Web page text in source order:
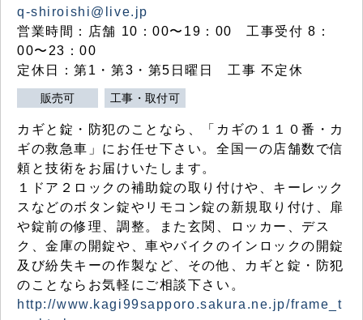
q-shiroishi@live.jp
営業時間：店舗 10：00〜19：00 工事受付 8：
00〜23：00
定休日：第1・第3・第5日曜日 工事 不定休
販売可 工事・取付可
カギと錠・防犯のことなら、「カギの１１０番・カ
ギの救急車」にお任せ下さい。全国一の店舗数で信
頼と技術をお届けいたします。
１ドア２ロックの補助錠の取り付けや、キーレック
スなどのボタン錠やリモコン錠の新規取り付け、扉
や錠前の修理、調整。また玄関、ロッカー、デス
ク、金庫の開錠や、車やバイクのインロックの開錠
及び紛失キーの作製など、その他、カギと錠・防犯
のことならお気軽にご相談下さい。
http://www.kagi99sapporo.sakura.ne.jp/frame_t